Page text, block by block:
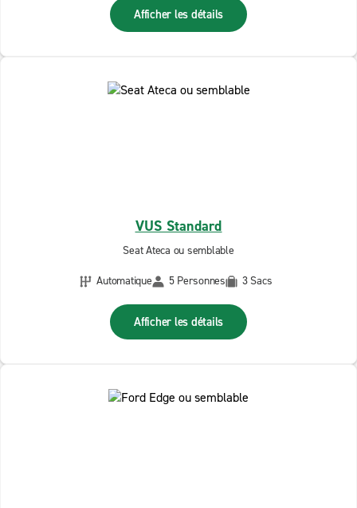
Afficher les détails
VUS Standard
Seat Ateca ou semblable
Automatique
5 Personnes 3 Sacs
Afficher les détails